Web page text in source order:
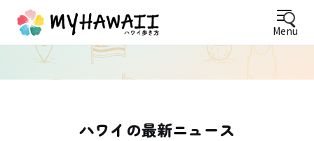
Menu
ハワイの最新ニュース